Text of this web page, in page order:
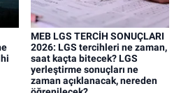
MEB LGS TERCİH SONUÇLARI
2026: LGS tercihleri ne zaman,
saat kaçta bitecek? LGS
yerleştirme sonuçları ne
zaman açıklanacak, nereden